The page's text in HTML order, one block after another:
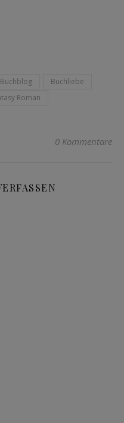
Buchblog
Buchliebe
Roman
0 Kommentare